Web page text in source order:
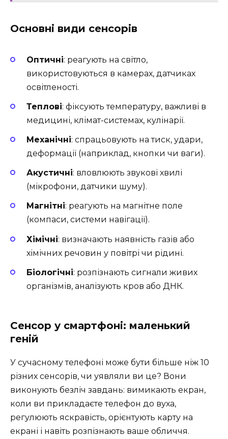
Основні види сенсорів
Оптичні: реагують на світло,
використовуються в камерах, датчиках
освітленості.
Теплові: фіксують температуру, важливі в
медицині, клімат-системах, кулінарії.
Механічні: спрацьовують на тиск, удари,
деформації (наприклад, кнопки чи ваги).
Акустичні: вловлюють звукові хвилі
(мікрофони, датчики шуму).
Магнітні: реагують на магнітне поле
(компаси, системи навігації).
Хімічні: визначають наявність газів або
хімічних речовин у повітрі чи рідині.
Біологічні: розпізнають сигнали живих
організмів, аналізують кров або ДНК.
Сенсор у смартфоні: маленький
геній
У сучасному телефоні може бути більше ніж 10
різних сенсорів, чи уявляли ви це? Вони
виконують безліч завдань: вимикають екран,
коли ви прикладаєте телефон до вуха,
регулюють яскравість, орієнтують карту на
екрані і навіть розпізнають ваше обличчя.